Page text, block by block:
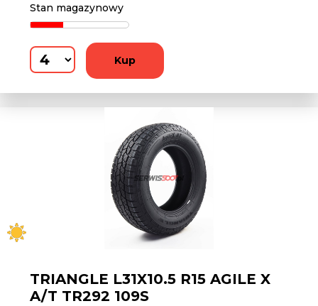
Stan magazynowy
Kup
TRIANGLE L31X10.5 R15 AGILE X
A/T TR292 109S